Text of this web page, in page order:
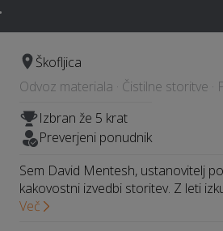
Škofljica
Odvoz materiala · Čistilne storitve ·
Izbran že 5 krat
Preverjeni ponudnik
Sem David Mentesh, ustanovitelj
kakovostni izvedbi storitev. Z leti
Več